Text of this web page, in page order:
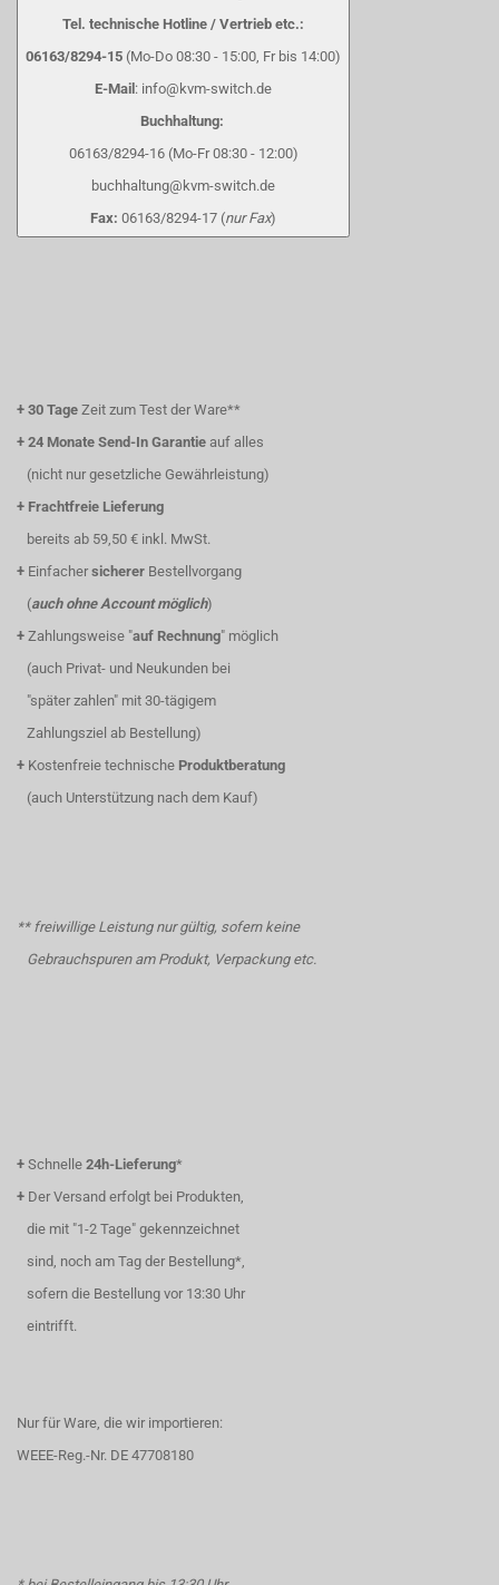
Tel. technische Hotline / Vertrieb etc.:
06163/8294-15 (Mo-Do 08:30 - 15:00, Fr bis 14:00)
E-Mail : info@kvm-switch.de
Buchhaltung:
06163/8294-16 (Mo-Fr 08:30 - 12:00)
buchhaltung@kvm-switch.de
Fax: 06163/8294-17 (nur Fax)
+ 30 Tage Zeit zum Test der Ware**
+ 24 Monate Send-In Garantie auf alles
(nicht nur gesetzliche Gewährleistung)
+ Frachtfreie Lieferung
bereits ab 59,50 € inkl. MwSt.
+ Einfacher sicherer Bestellvorgang
(auch ohne Account möglich)
+ Zahlungsweise "auf Rechnung" möglich
(auch Privat- und Neukunden bei
"später zahlen" mit 30-tägigem
Zahlungsziel ab Bestellung)
+ Kostenfreie technische Produktberatung
(auch Unterstützung nach dem Kauf)
** freiwillige Leistung nur gültig, sofern keine
Gebrauchspuren am Produkt, Verpackung etc.
+ Schnelle 24h-Lieferung*
+ Der Versand erfolgt bei Produkten,
die mit "1-2 Tage" gekennzeichnet
sind, noch am Tag der Bestellung*,
sofern die Bestellung vor 13:30 Uhr
eintrifft.
Nur für Ware, die wir importieren:
WEEE-Reg.-Nr. DE 47708180